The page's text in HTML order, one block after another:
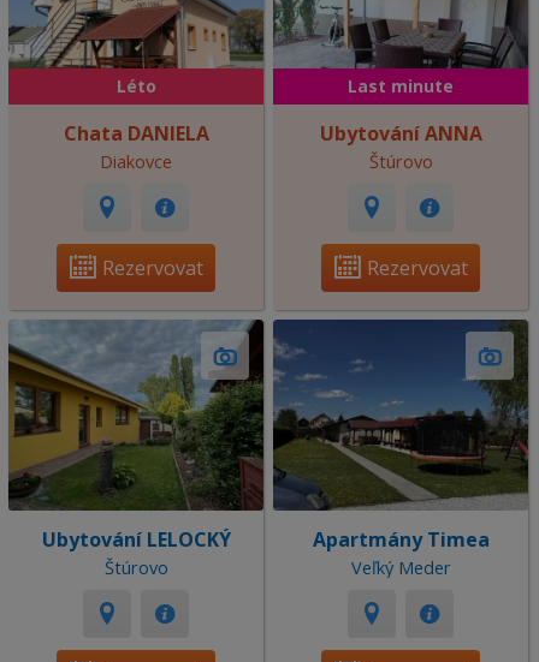
Léto
Chata DANIELA
Diakovce
Rezervovat
Last minute
Ubytování ANNA
Štúrovo
Rezervovat
Ubytování LELOCKÝ
Štúrovo
Apartmány Timea
Veľký Meder